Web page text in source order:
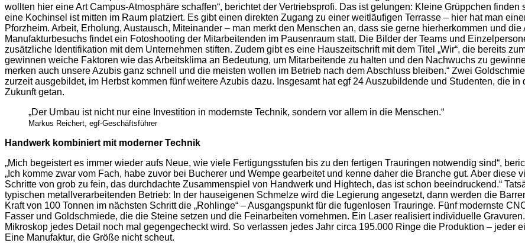
wollten hier eine Art Campus-Atmosphäre schaffen“, berichtet der Vertriebsprofi. Das ist gelungen: Kleine Grüppchen
eine Kochinsel ist mitten im Raum platziert. Es gibt einen direkten Zugang zu einer weitläufigen Terrasse – hier hat man
Pforzheim. Arbeit, Erholung, Austausch, Miteinander – man merkt den Menschen an, dass sie gerne hierherkommen und
Manufakturbesuchs findet ein Fotoshooting der Mitarbeitenden im Pausenraum statt. Die Bilder der Teams und
zusätzliche Identifikation mit dem Unternehmen stiften. Zudem gibt es eine Hauszeitschrift mit dem Titel „Wir“, die bereits
gewinnen weiche Faktoren wie das Arbeitsklima an Bedeutung, um Mitarbeitende zu halten und den Nachwuchs zu
merken auch unsere Azubis ganz schnell und die meisten wollen im Betrieb nach dem Abschluss bleiben.“ Zwei
zurzeit ausgebildet, im Herbst kommen fünf weitere Azubis dazu. Insgesamt hat egf 24 Auszubildende und Studenten, die
Zukunft getan.
„Der Umbau ist nicht nur eine Investition in modernste Technik, sondern vor allem in die Menschen.“
Markus Reichert, egf-Geschäftsführer
Handwerk kombiniert mit moderner Technik
„Mich begeistert es immer wieder aufs Neue, wie viele Fertigungsstufen bis zu den fertigen Trauringen notwendig sind“,
„Ich komme zwar vom Fach, habe zuvor bei Bucherer und Wempe gearbeitet und kenne daher die Branche gut. Aber
Schritte von grob zu fein, das durchdachte Zusammenspiel von Handwerk und Hightech, das ist schon beeindruckend.“
typischen metallverarbeitenden Betrieb: In der hauseigenen Schmelze wird die Legierung angesetzt, dann werden die
Kraft von 100 Tonnen im nächsten Schritt die „Rohlinge“ – Ausgangspunkt für die fugenlosen Trauringe. Fünf modernste
Fasser und Goldschmiede, die die Steine setzen und die Feinarbeiten vornehmen. Ein Laser realisiert individuelle
Mikroskop jedes Detail noch mal gegengecheckt wird. So verlassen jedes Jahr circa 195.000 Ringe die Produktion – jeder
Eine Manufaktur, die Größe nicht scheut.